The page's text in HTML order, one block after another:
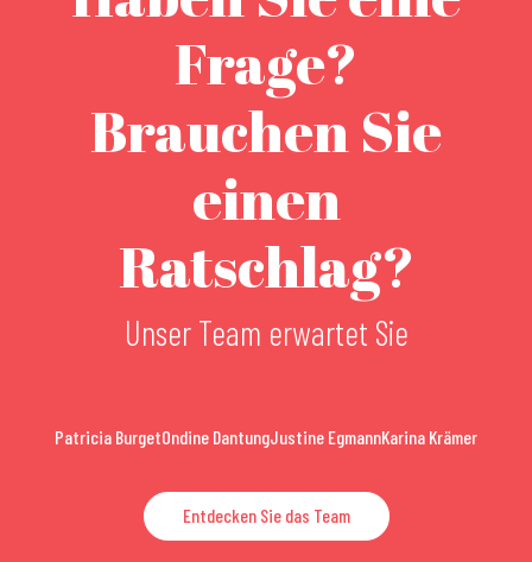
Frage?
Brauchen Sie
einen
Ratschlag?
Unser Team erwartet Sie
Patricia BurgetOndine DantungJustine EgmannKarina Krämer
Entdecken Sie das Team